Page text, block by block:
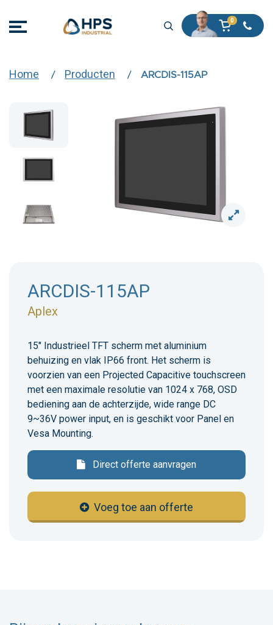
Home Producten ARCDIS-115AP
ARCDIS-115AP
Aplex
15" Industrieel TFT scherm met aluminium
behuizing en vlak IP66 front. Het scherm is
voorzien van een Projected Capacitive touchscreen
met een maximale resolutie van 1024 x 768, OSD
bediening aan de achterzijde, wide range DC
9~36V power input, en is geschikt voor Panel en
Vesa Mounting.
Direct offerte aanvragen
Voeg toe aan offerte